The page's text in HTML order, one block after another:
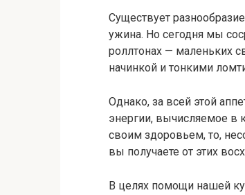
Существует
ужина. Но сегодня мы
роллтонах — маленьких
начинкой и тонкими
Однако, за всей этой
энергии, вычисляемое в
своим здоровьем, то,
вы получаете от этих
В целях помощи нашей